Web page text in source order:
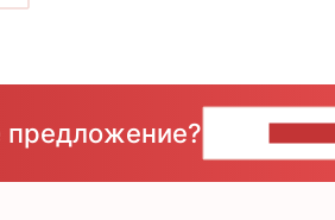
предложение?